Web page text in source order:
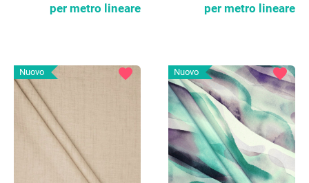
per metro lineare
per metro lineare
Nuovo favorite Nuovo favorite